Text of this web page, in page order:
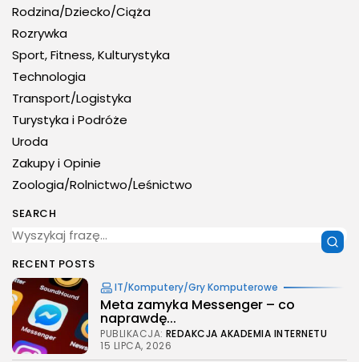
Rodzina/Dziecko/Ciąża
Rozrywka
Sport, Fitness, Kulturystyka
Technologia
Transport/Logistyka
Turystyka i Podróże
Uroda
Zakupy i Opinie
Zoologia/Rolnictwo/Leśnictwo
SEARCH
RECENT POSTS
IT/Komputery/Gry Komputerowe
Meta zamyka Messenger – co
naprawdę...
PUBLIKACJA: REDAKCJA AKADEMIA INTERNETU
15 LIPCA, 2026